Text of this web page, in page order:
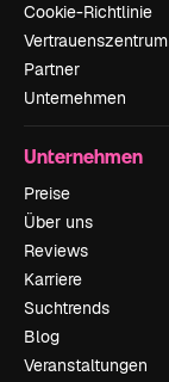
Cookie-Richtlinie
Vertrauenszentrum
Partner
Unternehmen
Unternehmen
Preise
Über uns
Reviews
Karriere
Suchtrends
Blog
Veranstaltungen